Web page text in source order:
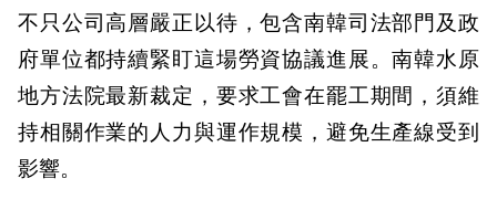
不只公司高層嚴正以待，包含南韓司法部門及政
府單位都持續緊盯這場勞資協議進展。南韓水原
地方法院最新裁定，要求工會在罷工期間，須維
持相關作業的人力與運作規模，避免生產線受到
影響。